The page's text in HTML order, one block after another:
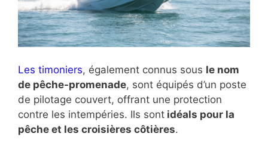
Les timoniers, également connus sous le nom
de pêche-promenade, sont équipés d’un poste
de pilotage couvert, offrant une protection
contre les intempéries. Ils sont idéals pour la
pêche et les croisières côtières.